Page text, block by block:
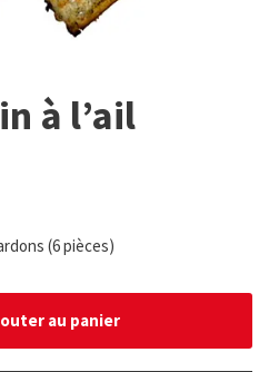
à l’ail
(6 pièces)
au panier